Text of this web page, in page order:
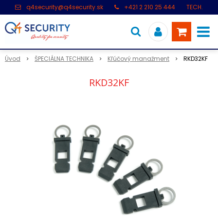
q4security@q4security.sk +421 2 210 25 444
TECH.
Úvod ŠPECIÁLNA TECHNIKA Kľúčový manažment RKD32KF
RKD32KF